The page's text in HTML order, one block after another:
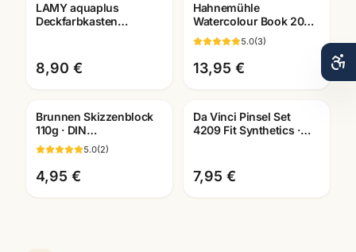
LAMY aquaplus
Deckfarbkasten
Künstlerbedarf
Mannheim
8,90 €
Hahnemühle
Watercolour Book 200g
· 60 Seiten · A4/A5/A6 ·
Aquarellbuch
Mannheim
5.0(3)
13,95 €
Brunnen Skizzenblock
110g · DIN
A2/A3/A4/A5/A6
wählbar ·
Künstlerbedarf
Mannheim
5.0(2)
4,95 €
Da Vinci Pinsel Set
4209 Fit Synthetics ·
7,95 €